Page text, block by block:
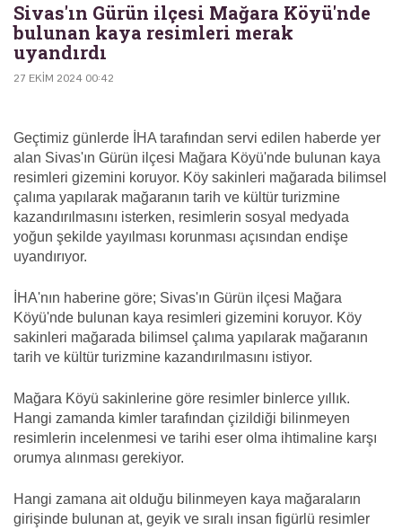
Sivas'ın Gürün ilçesi Mağara Köyü'nde
bulunan kaya resimleri merak
uyandırdı
27 EKIM 2024 00:42
Geçtimiz günlerde İHA tarafından servi edilen haberde yer
alan Sivas'ın Gürün ilçesi Mağara Köyü'nde bulunan kaya
resimleri gizemini koruyor. Köy sakinleri mağarada bilimsel
çalıma yapılarak mağaranın tarih ve kültür turizmine
kazandırılmasını isterken, resimlerin sosyal medyada
yoğun şekilde yayılması korunması açısından endişe
uyandırıyor.
İHA'nın haberine göre; Sivas'ın Gürün ilçesi Mağara
Köyü'nde bulunan kaya resimleri gizemini koruyor. Köy
sakinleri mağarada bilimsel çalıma yapılarak mağaranın
tarih ve kültür turizmine kazandırılmasını istiyor.
Mağara Köyü sakinlerine göre resimler binlerce yıllık.
Hangi zamanda kimler tarafından çizildiği bilinmeyen
resimlerin incelenmesi ve tarihi eser olma ihtimaline karşı
orumya alınması gerekiyor.
Hangi zamana ait olduğu bilinmeyen kaya mağaraların
girişinde bulunan at, geyik ve sıralı insan figürlü resimler